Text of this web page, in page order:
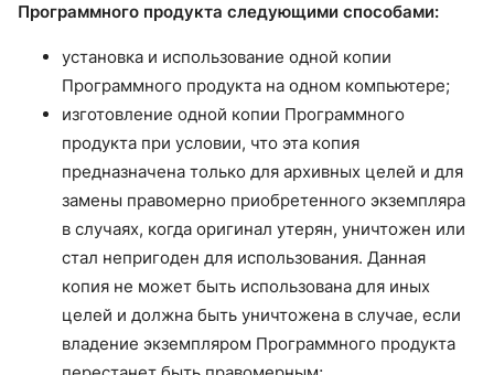
Программного продукта следующими способами:
установка и использование одной копии
Программного продукта на одном компьютере;
изготовление одной копии Программного
продукта при условии, что эта копия
предназначена только для архивных целей и для
замены правомерно приобретенного экземпляра
в случаях, когда оригинал утерян, уничтожен или
стал непригоден для использования. Данная
копия не может быть использована для иных
целей и должна быть уничтожена в случае, если
владение экземпляром Программного продукта